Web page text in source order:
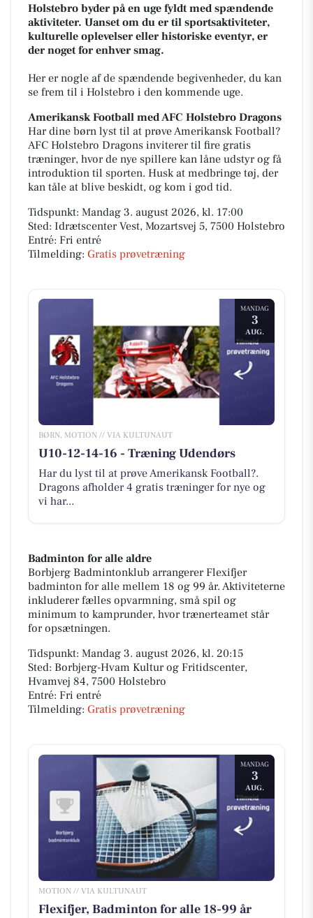
Holstebro byder på en uge fyldt med spændende
aktiviteter. Uanset om du er til sportsaktiviteter,
kulturelle oplevelser eller historiske eventyr, er
der noget for enhver smag.
Her er nogle af de spændende begivenheder, du kan
se frem til i Holstebro i den kommende uge.
Amerikansk Football med AFC Holstebro Dragons
Har dine børn lyst til at prøve Amerikansk Football?
AFC Holstebro Dragons inviterer til fire gratis
træninger, hvor de nye spillere kan låne udstyr og få
introduktion til sporten. Husk at medbringe tøj, der
kan tåle at blive beskidt, og kom i god tid.
Tidspunkt: Mandag 3. august 2026, kl. 17:00
Sted: Idrætscenter Vest, Mozartsvej 5, 7500 Holstebro
Entré: Fri entré
Tilmelding: Gratis prøvetræning
MANDAG
3
AUG.
BØRN, MOTION // VIA KULTUNAUT
U10-12-14-16 - Træning Udendørs
Har du lyst til at prøve Amerikansk Football?.
Dragons afholder 4 gratis træninger for nye og
vi har...
Badminton for alle aldre
Borbjerg Badmintonklub arrangerer Flexifjer
badminton for alle mellem 18 og 99 år. Aktiviteterne
inkluderer fælles opvarmning, små spil og
minimum to kamprunder, hvor trænerteamet står
for opsætningen.
Tidspunkt: Mandag 3. august 2026, kl. 20:15
Sted: Borbjerg-Hvam Kultur og Fritidscenter,
Hvamvej 84, 7500 Holstebro
Entré: Fri entré
Tilmelding: Gratis prøvetræning
MANDAG
3
AUG.
MOTION // VIA KULTUNAUT
Flexifjer, Badminton for alle 18-99 år